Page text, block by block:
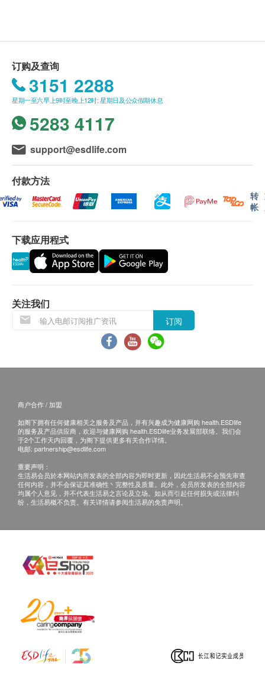
内脏脂肪
基础代谢率
骨骼肌
肥胖评估
肥胖诊断
基础代谢卡路里
血液检查
嗜酸性粒细胞
红细胞平均血红素
红血球平均血红素浓度
红细胞比容
红血球计数
红血球分佈宽度
紅血球平均體積
白血球
血型
血管硬度检查
中心动脉硬化程度指标
专业营养建议
客户进行服务前，应清楚并同意本公司所安排之服
务及内容。
壹森健康(Life Young Health)保留随时更改或终止
此服务的权利，恕不另行通知。
如有任何争议，健康网购health.ESDlife 及壹森健
康医疗有限公司 (Life Young Healthcare Limited)
保留最终决定权。
使用长者医疗券
如希望使用长者医疗券进行支付，请在订购前先联络
年龄
身体检查计划只适用于18岁或以上人士。
有效期
身体检查计划有效期为12个月，客户必须于12个月内
(由确认付款日期起计) 接受有关服务，逾期作废。
进行健康检查后，一般情况下，需大概7-14个工作天
跟进检查报告， 工作天不包括星期六、日及公众假
期。 (指定性传染病检查计划的报告时间，请参考其
产品页面)
亲身领取：亲身前往检验中心
地点：尖沙咀美丽华A座1008室
星期二及四 09:00-13:00 , 星期六 09:00-13:00
客户若体检后3个月内不提取报告，所有报告一律
作销毁处理及不会存底，额外索取报告复印需付行
所有身体检查并非作为医务诊断或治疗用途，如报
订购及查询
3151 2288
星期一至六早上9时至晚上12时; 星期日及公众假期休息
5283 4117
support@esdlife.com
付款方法
转
帐
下载应用程式
关注我们
订阅
商户合作 / 加盟
如阁下拥有任何健康相关之服务及产品，并有兴趣成为健康网购 health.ESDlife
的服务及产品供应商，欢迎与健康网购 health.ESDlife业务发展部联络。我们会
于2个工作天内回覆，为阁下提供更多有关合作详情。
电邮: partnership@esdlife.com
重要声明：
生活易会员於本网站内所发表的全部内容为即时更新，因此生活易不会预先审查
任何内容，并不会保证其准确性丶完整性及质量。此外，会员所发表的全部内容
均属个人意见，并不代表生活易之言论及立场。如从而引起任何损失或法律纠
纷，生活易概不负责。有关详情请参阅生活易的免责声明。